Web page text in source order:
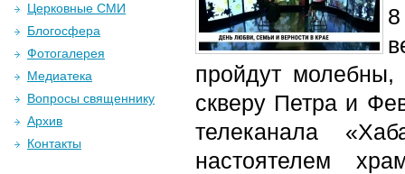
пройдут
скверу Петра и
телеканала
настоятелем
Церковные СМИ
Блогосфера
Фотогалерея
Медиатека
Вопросы священнику
Архив
Контакты